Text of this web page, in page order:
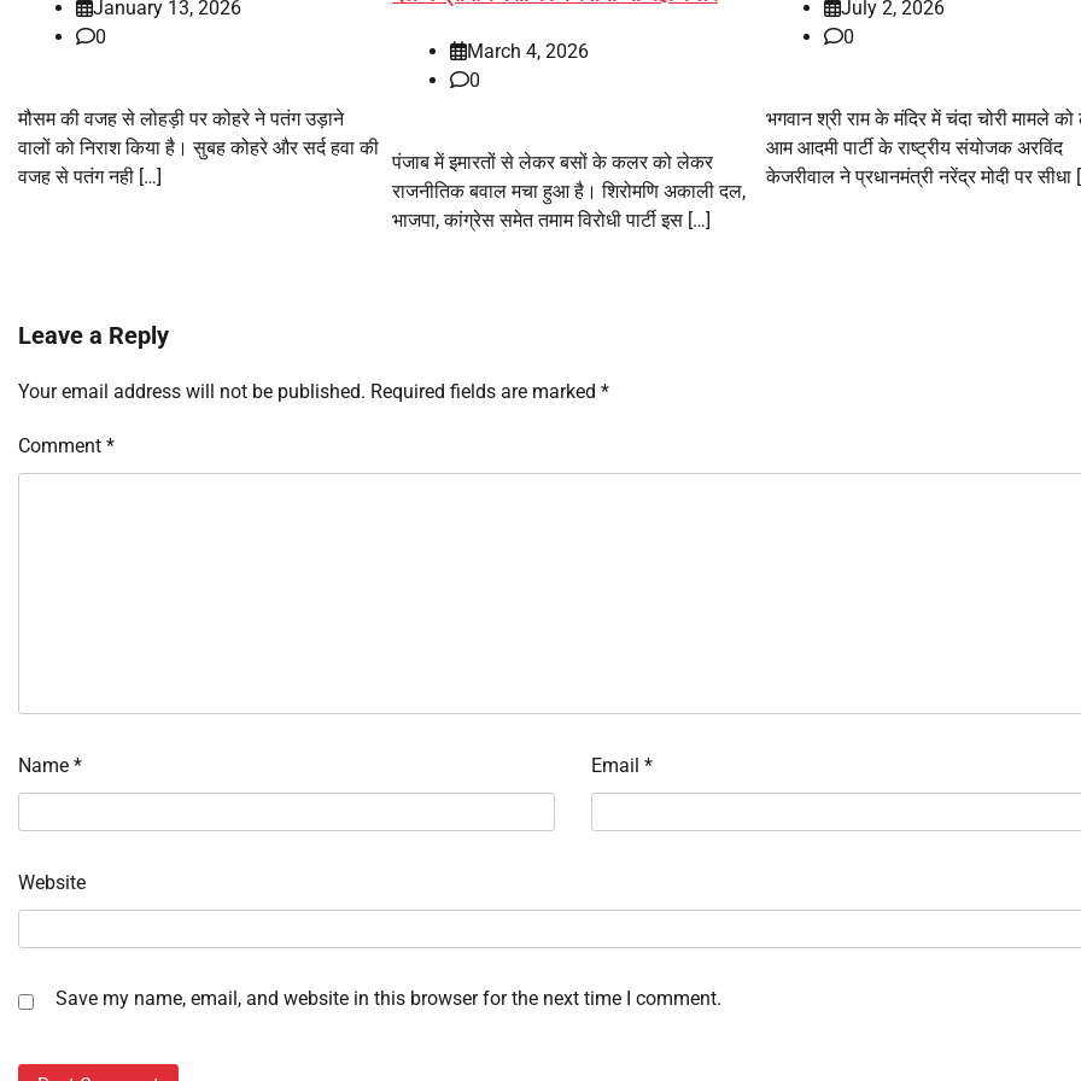
January 13, 2026
0
मौसम की वजह से लोहड़ी पर कोहरे ने पतंग उड़ाने
वालों को निराश किया है। सुबह कोहरे और सर्द हवा की
वजह से पतंग नही […]
March 4, 2026
0
पंजाब में इमारतों से लेकर बसों के कलर को लेकर
राजनीतिक बवाल मचा हुआ है। शिरोमणि अकाली दल,
भाजपा, कांग्रेस समेत तमाम विरोधी पार्टी इस […]
July 2, 2026
0
भगवान श्री राम के मंदिर में चंदा चोरी मामले
आम आदमी पार्टी के राष्ट्रीय संयोजक अरविंद
केजरीवाल ने प्रधानमंत्री नरेंद्र मोदी पर सीधा
Leave a Reply
Your email address will not be published. Required fields are marked *
Comment *
Name * Email *
Website
Save my name, email, and website in this browser for the next time I comment.